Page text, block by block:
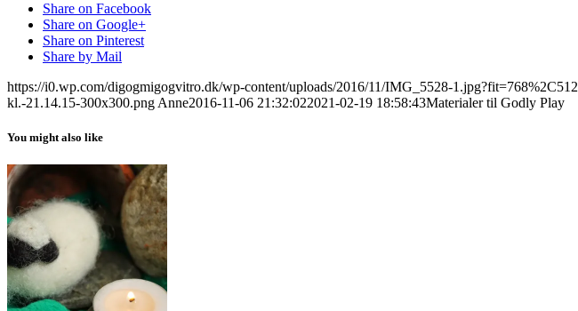
Share on Facebook
Share on Google+
Share on Pinterest
Share by Mail
https://i0.wp.com/digogmigogvitro.dk/wp-content/uploads/2016/11/IMG_5528-1.jpg?fit=768%2C512
kl.-21.14.15-300x300.png Anne2016-11-06 21:32:022021-02-19 18:58:43Materialer til Godly Play
You might also like